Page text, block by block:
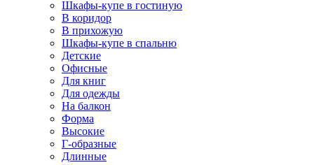
Шкафы-купе в гостиную
В коридор
В прихожую
Шкафы-купе в спальню
Детские
Офисные
Для книг
Для одежды
На балкон
Форма
Высокие
Г-образные
Длинные